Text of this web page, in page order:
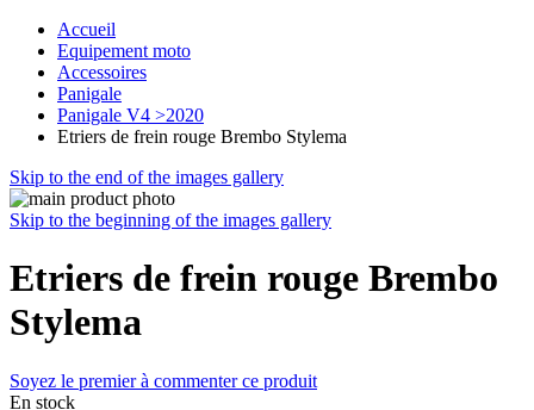
Accueil
Equipement moto
Accessoires
Panigale
Panigale V4 >2020
Etriers de frein rouge Brembo Stylema
Skip to the end of the images gallery
Skip to the beginning of the images gallery
Etriers de frein rouge Brembo
Stylema
Soyez le premier à commenter ce produit
En stock